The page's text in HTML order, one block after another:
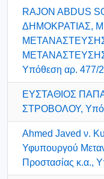
RAJON ABDUS
ΔΗΜΟΚΡΑΤΙΑΣ,
Υπόθεση αρ. 477/
ΕΥΣΤΑΘΙΟΣ
ΣΤΡΟΒΟΛΟΥ,
Ahmed Javed ν.
Υφυπουργού
Προστασίας κ.α.,